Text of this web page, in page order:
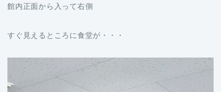
館内正面から入って右側
すぐ見えるところに食堂が・・・